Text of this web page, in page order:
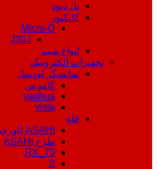
پل دیود
کانکتور
Micro-D
J30J
انواع سیم
تجهیزات الکترونیک
نمایشگر لودسل
کاموس
yaohua
vista
قلع
ASAHI (اورجینال)
طرح ASAHI
RX_70
S